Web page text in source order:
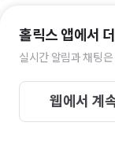
환경, 기후위기, ESG
보아요!
홀릭스 앱에서
실시간 알림과 채팅
웹에서 계